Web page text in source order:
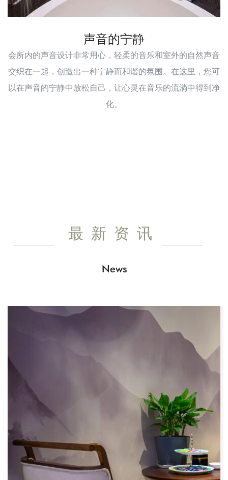
声音的宁静
会所内的声音设计非常用心，轻柔的音乐和室外的自然声音
交织在一起，创造出一种宁静而和谐的氛围。在这里，您可
以在声音的宁静中放松自己，让心灵在音乐的流淌中得到净
化。
最新资讯
News